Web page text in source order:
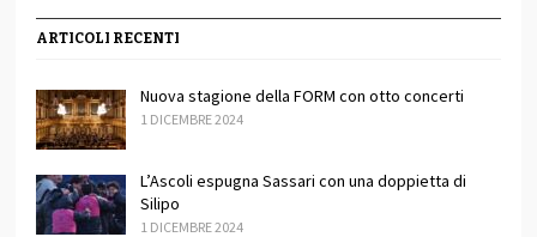
ARTICOLI RECENTI
Nuova stagione della FORM con otto concerti
1 DICEMBRE 2024
L’Ascoli espugna Sassari con una doppietta di
Silipo
1 DICEMBRE 2024